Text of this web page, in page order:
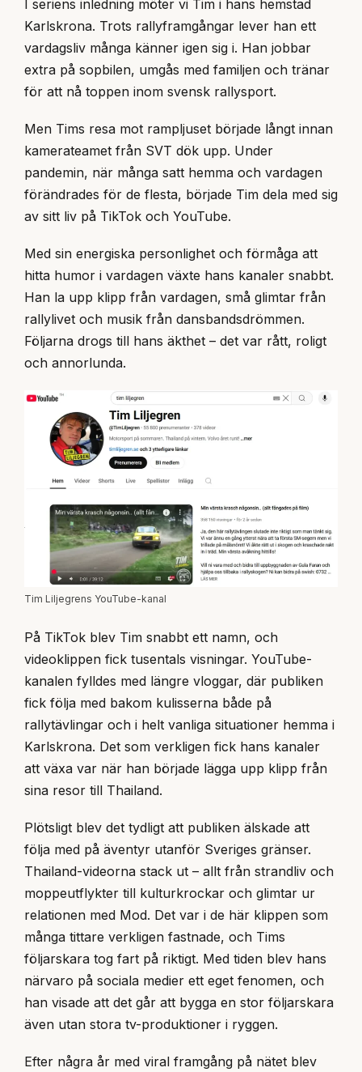
I seriens inledning möter vi Tim i hans hemstad
Karlskrona. Trots rallyframgångar lever han ett
vardagsliv många känner igen sig i. Han jobbar
extra på sopbilen, umgås med familjen och tränar
för att nå toppen inom svensk rallysport.
Men Tims resa mot rampljuset började långt innan
kamerateamet från SVT dök upp. Under
pandemin, när många satt hemma och vardagen
förändrades för de flesta, började Tim dela med sig
av sitt liv på TikTok och YouTube.
Med sin energiska personlighet och förmåga att
hitta humor i vardagen växte hans kanaler snabbt.
Han la upp klipp från vardagen, små glimtar från
rallylivet och musik från dansbandsdrömmen.
Följarna drogs till hans äkthet – det var rått, roligt
och annorlunda.
Tim Liljegrens YouTube-kanal
På TikTok blev Tim snabbt ett namn, och
videoklippen fick tusentals visningar. YouTube-
kanalen fylldes med längre vloggar, där publiken
fick följa med bakom kulisserna både på
rallytävlingar och i helt vanliga situationer hemma i
Karlskrona. Det som verkligen fick hans kanaler
att växa var när han började lägga upp klipp från
sina resor till Thailand.
Plötsligt blev det tydligt att publiken älskade att
följa med på äventyr utanför Sveriges gränser.
Thailand-videorna stack ut – allt från strandliv och
moppeutflykter till kulturkrockar och glimtar ur
relationen med Mod. Det var i de här klippen som
många tittare verkligen fastnade, och Tims
följarskara tog fart på riktigt. Med tiden blev hans
närvaro på sociala medier ett eget fenomen, och
han visade att det går att bygga en stor följarskara
även utan stora tv-produktioner i ryggen.
Efter några år med viral framgång på nätet blev